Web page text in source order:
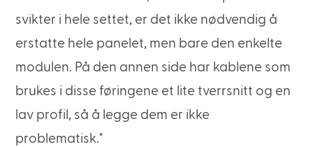
svikter i hele settet, er det ikke nødvendig å
erstatte hele panelet, men bare den enkelte
modulen. På den annen side har kablene som
brukes i disse føringene et lite tverrsnitt og en
lav profil, så å legge dem er ikke
problematisk."